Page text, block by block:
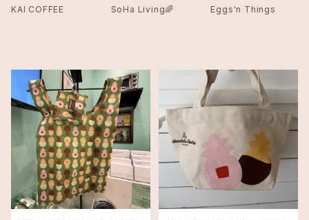
KAI COFFEE SoHa Living🌈 Eggs'n Things